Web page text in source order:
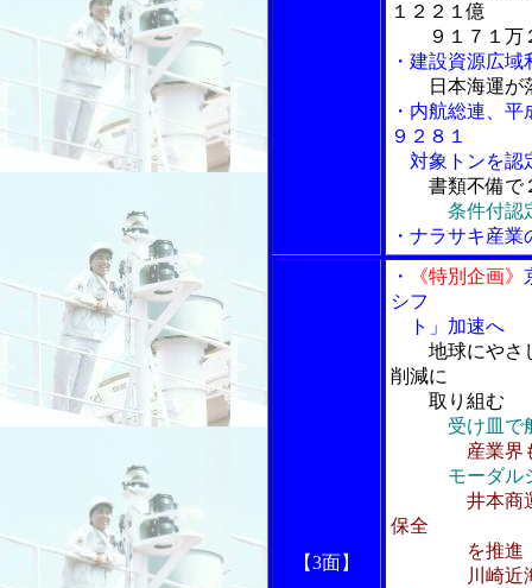
１２２１億
９１７１万
・建設資源広
日本海運が
・内航総連、
９２８１
対象トンを認
書類不備で
条件付認
・ナラサキ産
【3面】
・ 《特別企画》
シフ
ト」加速へ
地球にやさ
削減に
取り組む
受け皿で
産業界
モーダル
井本商
保全
を推進
川崎近海汽